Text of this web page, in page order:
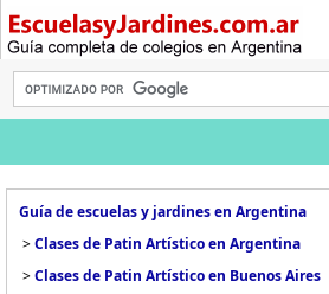
Guía de escuelas y jardines en Argentina
>Clases de Patin Artístico en Argentina
>Clases de Patin Artístico en Buenos Aires